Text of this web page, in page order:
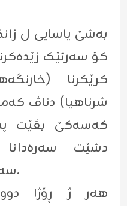
بەشێ یاسایی ل
کۆ سەرئێک
کرێکرنا
شرناهیا) دناڤ
کەسەکێ بڤێت
دشێت
سەرۆکاتیا زانکۆیێ بکەت.
هەر ژ ڕۆژا